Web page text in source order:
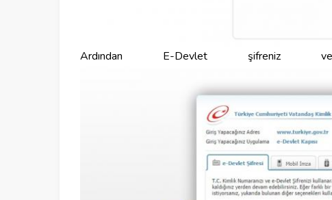
Ardından E-Devlet şifreniz